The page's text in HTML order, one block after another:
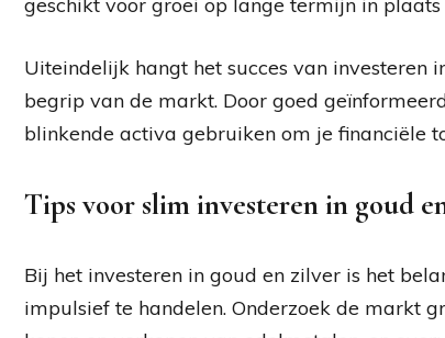
Uiteindelijk hangt het succes van investeren
begrip van de markt. Door goed
blinkende activa gebruiken om je financiële
Tips voor slim investeren in goud
Bij het investeren in goud en zilver is het
impulsief te handelen. Onderzoek de markt